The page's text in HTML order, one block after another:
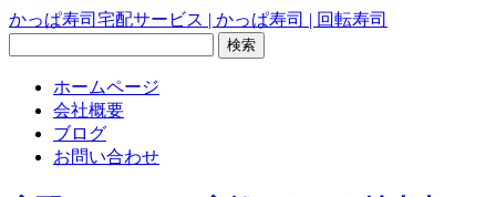
かっぱ寿司宅配サービス | かっぱ寿司 | 回転寿司
ホームページ
会社概要
ブログ
お問い合わせ